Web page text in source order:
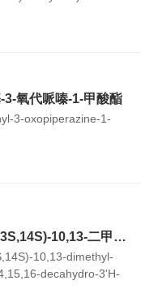
3-氧代哌嗪-1-甲酸酯
3-oxopiperazine-1-
(2'R,8R,9S,10R,13S,14S)-10,13-二甲基-1,8,9,10,11,12,13,14,15,16-十氢-3'H-螺[环庚烷并[a]菲-17,2'-呋喃]-3,5'(2H,4'H)-二酮
10,13-dimethyl-
decahydro-3'H-